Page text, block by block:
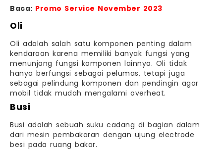
Baca: Promo Service November 2023
Oli
Oli adalah salah satu komponen penting dalam
kendaraan karena memiliki banyak fungsi yang
menunjang fungsi komponen lainnya. Oli tidak
hanya berfungsi sebagai pelumas, tetapi juga
sebagai pelindung komponen dan pendingin agar
mobil tidak mudah mengalami overheat.
Busi
Busi adalah sebuah suku cadang di bagian dalam
dari mesin pembakaran dengan ujung electrode
besi pada ruang bakar.